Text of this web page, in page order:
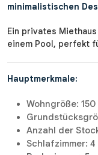
minimalistischen
Ein privates
einem Pool, perfekt
Hauptmerkmale:
Wohngröße: 150
Anzahl der
Schlafzimmer: 4